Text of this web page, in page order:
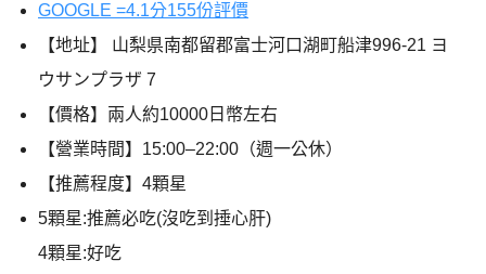
GOOGLE =4.1分155份評價
【地址】 山梨県南都留郡富士河口湖町船津996-21 ヨ
ウサンプラザ 7
【價格】兩人約10000日幣左右
【營業時間】15:00–22:00（週一公休）
【推薦程度】4顆星
5顆星:推薦必吃(沒吃到捶心肝)
4顆星:好吃